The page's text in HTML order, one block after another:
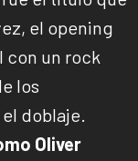
el opening
con un rock
los
doblaje.
Oliver